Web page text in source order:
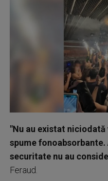
"Nu au existat
spume
securitate nu au
Feraud.